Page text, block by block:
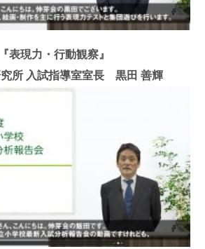
『表現力・行動観察』
所 入試指導室室長 黒田 善輝